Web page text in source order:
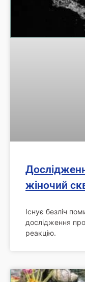
жіночий
Існує безліч
дослідження
реакцію.